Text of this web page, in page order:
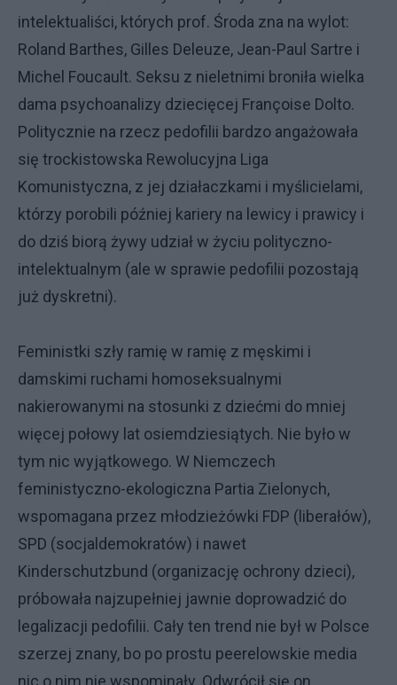
intelektualiści, których prof. Środa zna na wylot:
Roland Barthes, Gilles Deleuze, Jean-Paul Sartre i
Michel Foucault. Seksu z nieletnimi broniła wielka
dama psychoanalizy dziecięcej Françoise Dolto.
Politycznie na rzecz pedofilii bardzo angażowała
się trockistowska Rewolucyjna Liga
Komunistyczna, z jej działaczkami i myślicielami,
którzy porobili później kariery na lewicy i prawicy i
do dziś biorą żywy udział w życiu polityczno-
intelektualnym (ale w sprawie pedofilii pozostają
już dyskretni).
Feministki szły ramię w ramię z męskimi i
damskimi ruchami homoseksualnymi
nakierowanymi na stosunki z dziećmi do mniej
więcej połowy lat osiemdziesiątych. Nie było w
tym nic wyjątkowego. W Niemczech
feministyczno-ekologiczna Partia Zielonych,
wspomagana przez młodzieżówki FDP (liberałów),
SPD (socjaldemokratów) i nawet
Kinderschutzbund (organizację ochrony dzieci),
próbowała najzupełniej jawnie doprowadzić do
legalizacji pedofilii. Cały ten trend nie był w Polsce
szerzej znany, bo po prostu peerelowskie media
nic o nim nie wspominały. Odwrócił się on